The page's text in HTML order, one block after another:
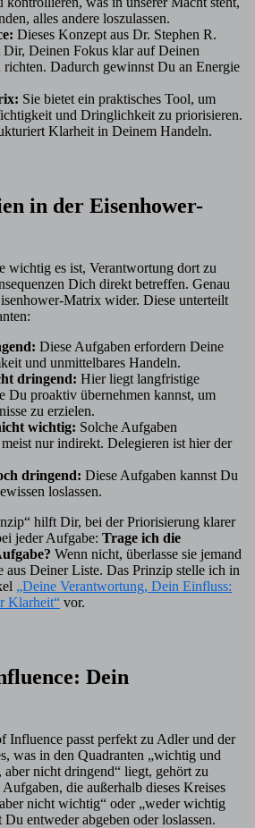
alles andere loszulassen.
Dieses Konzept aus Dr. Stephen R.
Deinen Fokus klar auf Deinen
richten. Dadurch gewinnst Du an Energie
Sie bietet ein praktisches Tool, um
und Dringlichkeit zu priorisieren.
Klarheit in Deinem Handeln.
in der Eisenhower-
wichtig es ist, Verantwortung dort zu
Dich direkt betreffen. Genau
Matrix wider. Diese unterteilt
Diese Aufgaben erfordern Deine
und unmittelbares Handeln.
dringend: Hier liegt langfristige
Du proaktiv übernehmen kannst, um
zu erzielen.
wichtig: Solche Aufgaben
nur indirekt. Delegieren ist hier der
dringend: Diese Aufgaben kannst Du
loslassen.
hilft Dir, bei der Priorisierung klarer
jeder Aufgabe: Trage ich die
Wenn nicht, überlasse sie jemand
aus Deiner Liste. Das Prinzip stelle ich in
„Deine Verantwortung, Dein Einfluss:
Klarheit“ vor.
Dein
Influence passt perfekt zu Adler und der
was in den Quadranten „wichtig und
nicht dringend“ liegt, gehört zu
die außerhalb dieses Kreises
nicht wichtig“ oder „weder wichtig
entweder abgeben oder loslassen.